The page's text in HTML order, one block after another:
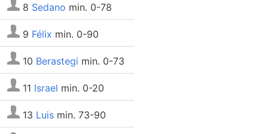
8 Sedano min. 0-78
9 Félix min. 0-90
10 Berastegi min. 0-73
11 Israel min. 0-20
13 Luis min. 73-90